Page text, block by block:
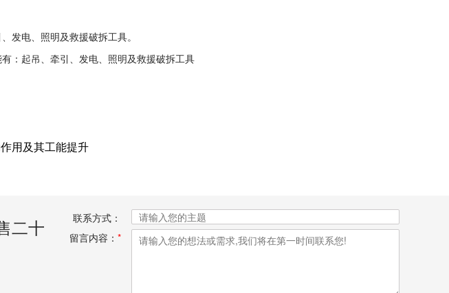
发电、照明及救援破拆工具。
：起吊、牵引、发电、照明及救援破拆工具
用及其工能提升
二十
联系方式：
留言内容： *